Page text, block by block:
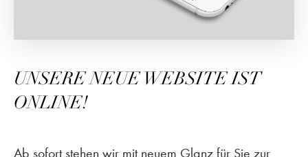
UNSERE NEUE WEBSITE IST
ONLINE!
Ab sofort stehen wir mit neuem Glanz für Sie zur